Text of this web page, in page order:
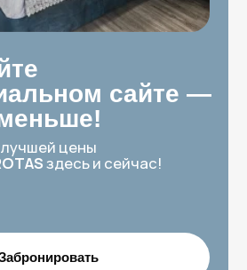
расположены
метро. Просто
чтобы быть
ин-т, м.
пешком